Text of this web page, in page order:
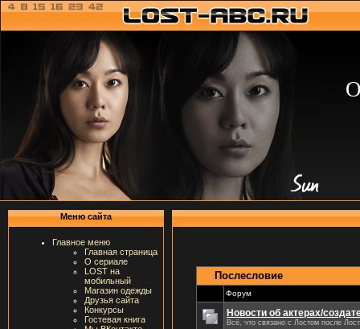
Меню сайта
Главное меню
Главная страница
О сериале
LOST на
мобильный
Магазин одежды
Друзья сайта
Конкурсы
Гостевая книга
Послесловие
Форум
Новости об актерах/
Всё, что связано с Лостом после